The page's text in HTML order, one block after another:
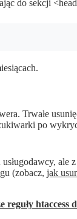
do sekcji
Trwałe
po
ale
(zobacz, jak
reguły htaccess